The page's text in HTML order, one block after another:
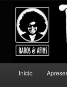
conteúdo
principalToque
Um lugar para
principal
Início